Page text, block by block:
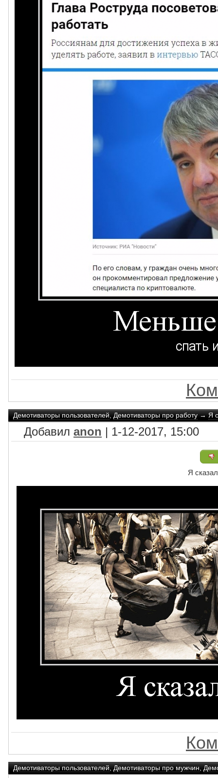
Демотиваторы пользователей,Демотиваторы про работу→Я
Добавил anon | 1-12-2017, 15:00
Я
Демотиваторы пользователей,Демотиваторы про мужчин,